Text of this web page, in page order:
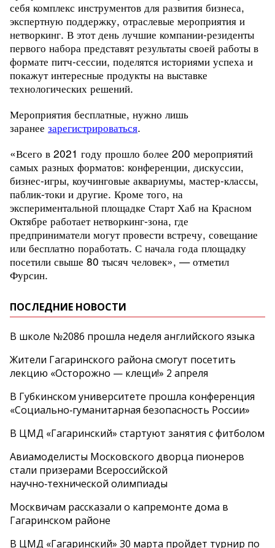
себя комплекс инструментов для развития бизнеса,
экспертную поддержку, отраслевые мероприятия и
нетворкинг. В этот день лучшие компании-резиденты
первого набора представят результаты своей работы в
формате питч-сессии, поделятся историями успеха и
покажут интересные продукты на выставке
технологических решений.
Мероприятия бесплатные, нужно лишь
заранее зарегистрироваться.
«Всего в 2021 году прошло более 200 мероприятий
самых разных форматов: конференции, дискуссии,
бизнес-игры, коучинговые аквариумы, мастер-классы,
паблик-токи и другие. Кроме того, на
экспериментальной площадке Старт Хаб на Красном
Октябре работает нетворкинг-зона, где
предприниматели могут провести встречу, совещание
или бесплатно поработать. С начала года площадку
посетили свыше 80 тысяч человек», — отметил
Фурсин.
ПОСЛЕДНИЕ НОВОСТИ
В школе №2086 прошла неделя английского языка
Жители Гагаринского района смогут посетить
лекцию «Осторожно — клещи!» 2 апреля
В Губкинском университете прошла конференция
«Социально‑гуманитарная безопасность России»
В ЦМД «Гагаринский» стартуют занятия с фитболом
Авиамоделисты Московского дворца пионеров
стали призерами Всероссийской
научно‑технической олимпиады
Москвичам рассказали о капремонте дома в
Гагаринском районе
В ЦМД «Гагаринский» 30 марта пройдет турнир по